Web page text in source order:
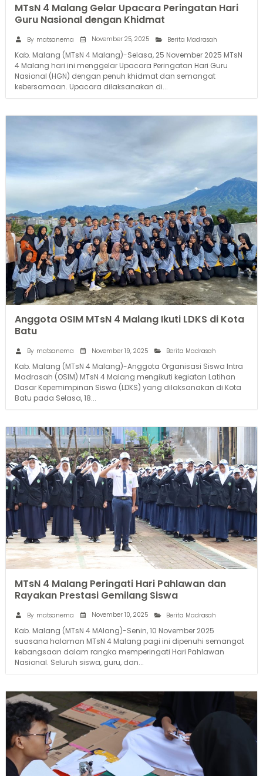
MTsN 4 Malang Gelar Upacara Peringatan Hari
Guru Nasional dengan Khidmat
By matsanema November 25, 2025 Berita Madrasah
Kab. Malang (MTsN 4 Malang)-Selasa, 25 November 2025 MTsN
4 Malang hari ini menggelar Upacara Peringatan Hari Guru
Nasional (HGN) dengan penuh khidmat dan semangat
kebersamaan. Upacara dilaksanakan di...
Anggota OSIM MTsN 4 Malang Ikuti LDKS di Kota
Batu
By matsanema November 19, 2025 Berita Madrasah
Kab. Malang (MTsN 4 Malang)-Anggota Organisasi Siswa Intra
Madrasah (OSIM) MTsN 4 Malang mengikuti kegiatan Latihan
Dasar Kepemimpinan Siswa (LDKS) yang dilaksanakan di Kota
Batu pada Selasa, 18...
MTsN 4 Malang Peringati Hari Pahlawan dan
Rayakan Prestasi Gemilang Siswa
By matsanema November 10, 2025 Berita Madrasah
Kab. Malang (MTsN 4 MAlang)-Senin, 10 November 2025
suasana halaman MTsN 4 Malang pagi ini dipenuhi semangat
kebangsaan dalam rangka memperingati Hari Pahlawan
Nasional. Seluruh siswa, guru, dan...